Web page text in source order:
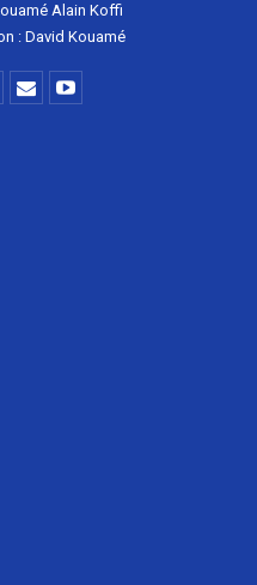
Alain Koffi
: David Kouamé